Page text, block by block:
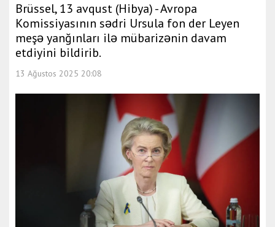
Brüssel, 13 avqust (Hibya) - Avropa
Komissiyasının sədri Ursula fon der Leyen
meşə yanğınları ilə mübarizənin davam
etdiyini bildirib.
13 Ağustos 2025 20:08